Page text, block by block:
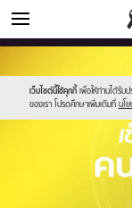
ดูดวง
เว็บไซต์นี้ใช้คุกกี้ เพื่อให้ท่านได้รับ
ของเรา โปรดศึกษาเพิ่มเติมที่ นโ
//s.isanook.com/sr/
new-
sanook.png
//s.isanook.com/ho/0/